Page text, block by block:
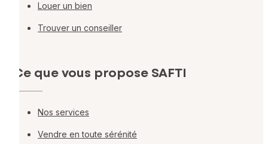
Louer un bien
Trouver un conseiller
Ce que vous propose SAFTI
Nos services
Vendre en toute sérénité